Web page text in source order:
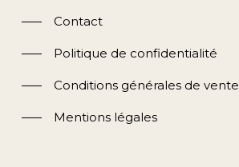
Contact
Politique de confidentialité
Conditions générales de vente
Mentions légales